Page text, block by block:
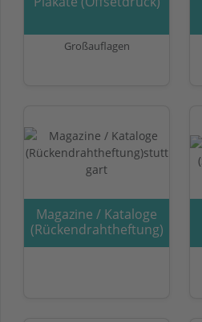
Großauflagen
Magazine / Kataloge
(Rückendrahtheftung)